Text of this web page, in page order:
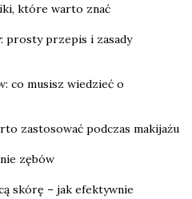
które warto znać
prosty przepis i zasady
co musisz wiedzieć o
zastosować podczas makijażu
zębów
skórę – jak efektywnie